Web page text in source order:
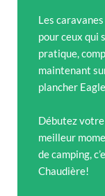
Les
pour ceux qui
pratique,
maintenant
plancher
Débutez votre
meilleur
de camping,
Chaudière!